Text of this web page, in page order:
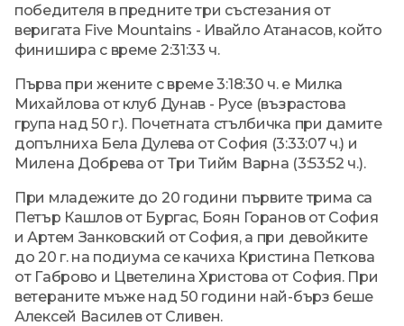
победителя в предните три състезания от
веригата Five Mountains - Ивайло Атанасов, който
финишира с време 2:31:33 ч.
Първа при жените с време 3:18:30 ч. е Милка
Михайлова от клуб Дунав - Русе (възрастова
група над 50 г.). Почетната стълбичка при дамите
допълниха Бела Дулева от София (3:33:07 ч.) и
Милена Добрева от Три Тийм Варна (3:53:52 ч.).
При младежите до 20 години първите трима са
Петър Кашлов от Бургас, Боян Горанов от София
и Артем Занковский от София, а при девойките
до 20 г. на подиума се качиха Кристина Петкова
от Габрово и Цветелина Христова от София. При
ветераните мъже над 50 години най-бърз беше
Алексей Василев от Сливен.